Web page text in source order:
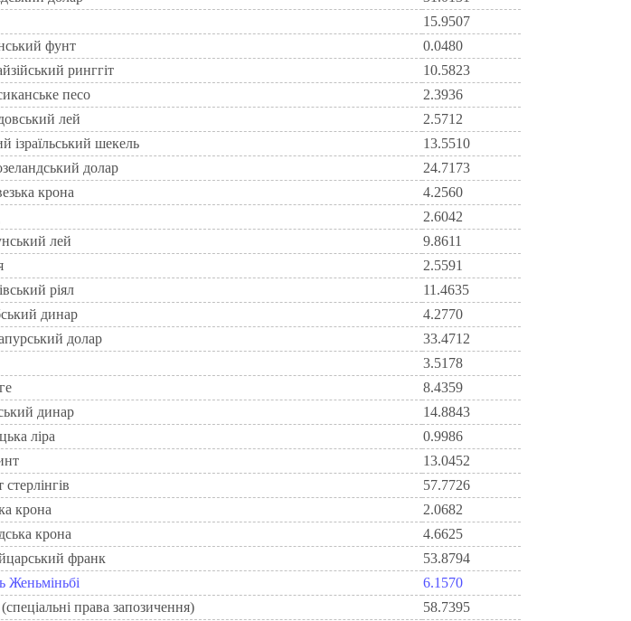
15.9507
фунт
0.0480
ринггіт
10.5823
песо
2.3936
лей
2.5712
ізраїльський шекель
13.5510
долар
24.7173
крона
4.2560
2.6042
лей
9.8611
2.5591
ріял
11.4635
динар
4.2770
долар
33.4712
3.5178
8.4359
динар
14.8843
ліра
0.9986
13.0452
57.7726
крона
2.0682
крона
4.6625
франк
53.8794
Женьміньбі
6.1570
права запозичення) 58.7395